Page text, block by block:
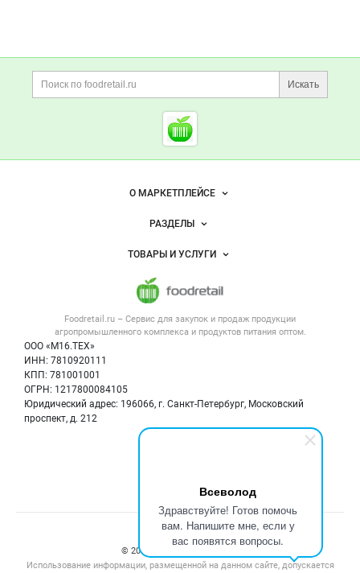
Всеволод
Здравствуйте! Готов помочь
вам. Напишите мне, если у
вас появятся вопросы.
Дополнительная информация
Поиск по сайту и
Искать
Cсылки на полезные
Foodretail.ru
— продукты
Важные разделы и контакты
Foodretail.ru – Сервис для закупок и продаж продукции
агропромышленного комплекса и продуктов питания оптом.
ООО «М16.ТЕХ»
ИНН: 7810920111
КПП: 781001001
ОГРН: 1217800084105
Юридический адрес: 196066, г. Санкт-Петербург, Московский
проспект, д. 212
Навигация по сайтуО МАРКЕТПЛЕЙСЕ
Новости Foodretail.ru
Размещение рекламы
Публичная оферта
Контактная информация
Политика обработки персональных данных
РАЗДЕЛЫ
Объявления
Новости рынка
Вакансии
ТОВАРЫ И УСЛУГИ
Напитки, соки, вода
Оборудование для пищепрома
Информация о компаниях
Карта объявлений
Счетчики, авторское право, логотипы
© 2008‑2026 ООО “М16.Тех”.
Использование информации, размещенной на данном сайте, допускается